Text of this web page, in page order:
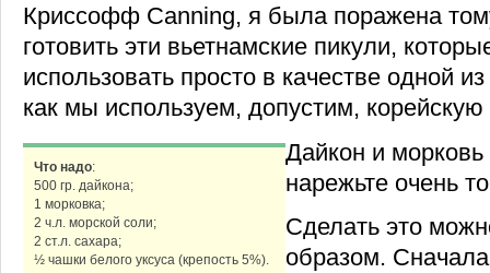
Криссофф Canning, я была поражена
готовить эти вьетнамские пикули,
использовать просто в качестве одной
как мы используем, допустим, корейскую
Что надо:
500 гр. дайкона;
1 морковка;
2 ч.л. морской соли;
2 ст.л. сахара;
½ чашки белого уксуса (крепость 5%).
Дайкон и морковь
нарежьте очень
Сделать это
образом.